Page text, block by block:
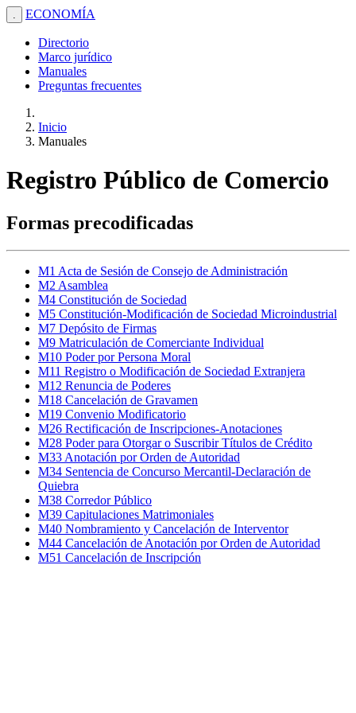
. ECONOMÍA
Directorio
Marco jurídico
Manuales
Preguntas frecuentes
Inicio
Manuales
Registro Público de Comercio
Formas precodificadas
M1 Acta de Sesión de Consejo de Administración
M2 Asamblea
M4 Constitución de Sociedad
M5 Constitución-Modificación de Sociedad Microindustrial
M7 Depósito de Firmas
M9 Matriculación de Comerciante Individual
M10 Poder por Persona Moral
M11 Registro o Modificación de Sociedad Extranjera
M12 Renuncia de Poderes
M18 Cancelación de Gravamen
M19 Convenio Modificatorio
M26 Rectificación de Inscripciones-Anotaciones
M28 Poder para Otorgar o Suscribir Títulos de Crédito
M33 Anotación por Orden de Autoridad
M34 Sentencia de Concurso Mercantil-Declaración de
Quiebra
M38 Corredor Público
M39 Capitulaciones Matrimoniales
M40 Nombramiento y Cancelación de Interventor
M44 Cancelación de Anotación por Orden de Autoridad
M51 Cancelación de Inscripción